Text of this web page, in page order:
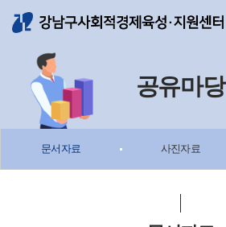
메뉴 바로가기
공유마당
문서자료 사진자료